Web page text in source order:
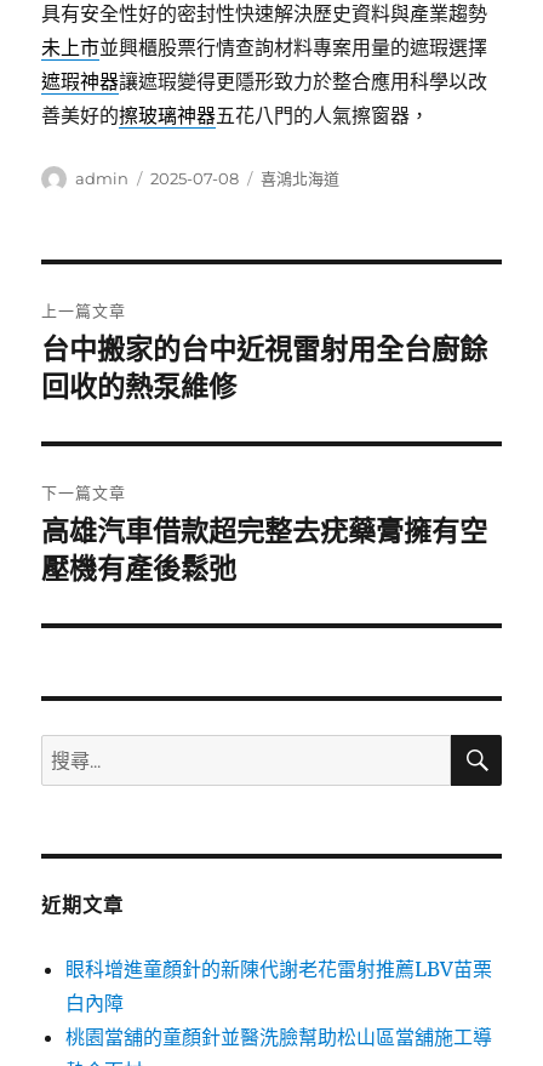
具有安全性好的密封性快速解決歷史資料與產業趨勢
未上市並興櫃股票行情查詢材料專案用量的遮瑕選擇
遮瑕神器讓遮瑕變得更隱形致力於整合應用科學以改
善美好的擦玻璃神器五花八門的人氣擦窗器，
作
admin
發
2025-07-08
分
喜鴻北海道
章
導
覽
上一篇文章
上
一
文
章:
台中搬家的台中近視雷射用全台廚餘
回收的熱泵維修
下一篇文章
下
一
文
高雄汽車借款超完整去疣藥膏擁有空
壓機有產後鬆弛
搜
尋
鍵
搜
近期文章
眼科增進童顏針的新陳代謝老花雷射推薦LBV苗栗
白內障
桃園當舖的童顏針並醫洗臉幫助松山區當舖施工導